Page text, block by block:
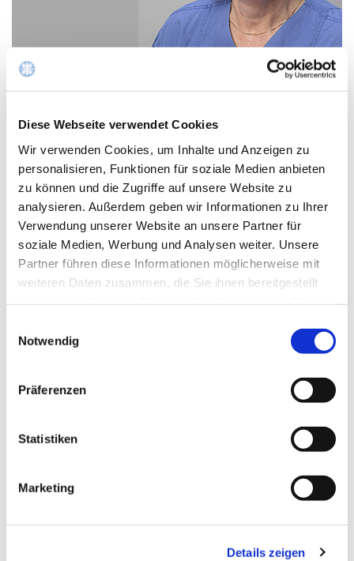
Diese Webseite verwendet Cookies
Wir verwenden Cookies, um Inhalte und Anzeigen zu
personalisieren, Funktionen für soziale Medien anbieten
zu können und die Zugriffe auf unsere Website zu
analysieren. Außerdem geben wir Informationen zu Ihrer
Verwendung unserer Website an unsere Partner für
soziale Medien, Werbung und Analysen weiter. Unsere
Partner führen diese Informationen möglicherweise mit
weiteren Daten zusammen, die Sie ihnen bereitgestellt
Notwendig
Präferenzen
Statistiken
Marketing
Details zeigen
Stationsleitung Dialyse
E-Mail schreiben